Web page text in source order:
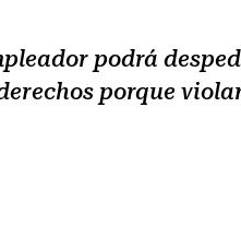
podrá
porque